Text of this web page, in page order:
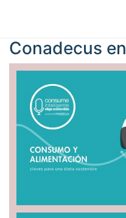
Conadecus en